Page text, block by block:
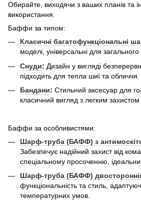
Обирайте, виходячи з ваших планів та
використання.
Баффи за типом:
Класичні багатофункціональні
моделі, універсальні для
Снуди: Дизайн у вигляді
підходить для тепла шиї та обличчя.
Бандани: Стильний аксесуар для
класичний вигляд з легким захистом
Баффи за особливистями:
Шарф-труба (БАФФ) з
Забезпечує надійний захист від
спеціальному просоченню,
Шарф-труба (БАФФ)
функціональність та стиль,
температурних умов.